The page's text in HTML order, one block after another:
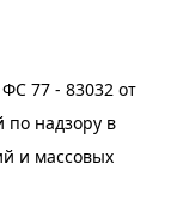
77 - 83032 от
по надзору в
и массовых